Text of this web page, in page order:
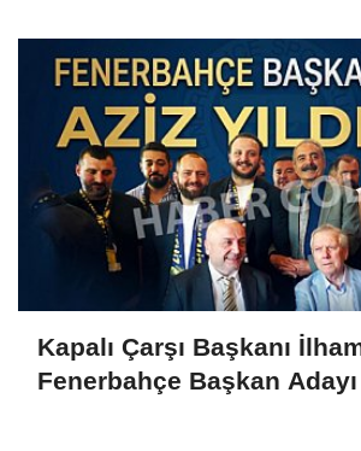
Kapalı Çarşı Başkanı
Fenerbahçe Başkan